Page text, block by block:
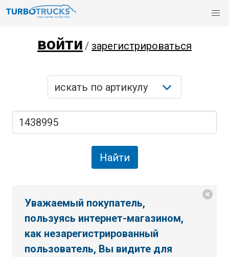
войти / зарегистрироваться
Уважаемый покупатель,
пользуясь интернет-магазином,
как незарегистрированный
пользователь, Вы видите для